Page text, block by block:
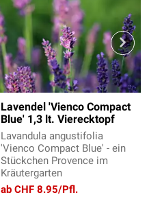
Lavendel 'Vienco Compact
Blue' 1,3 lt. Vierecktopf
Lavandula angustifolia
'Vienco Compact Blue' - ein
Stückchen Provence im
Kräutergarten
ab CHF 8.95/Pfl.